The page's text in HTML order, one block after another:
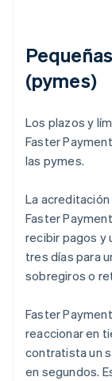
(pymes)
Los plazos y
Faster
las pymes.
La
Faster
recibir pagos y
tres días para
sobregiros o
Faster
reaccionar en
contratista un
en segundos.